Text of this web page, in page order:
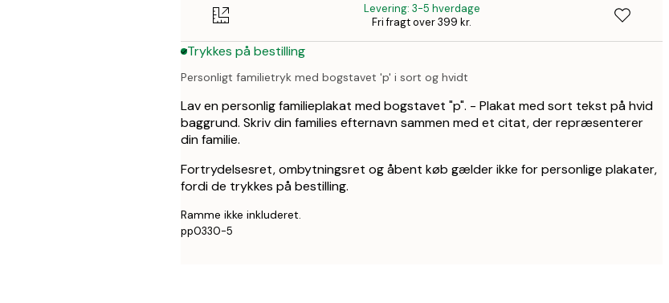
50x70 cm
Levering: 3-5 hverdage
Fri fragt over 399 kr.
Trykkes på bestilling
Personligt familietryk med bogstavet 'p' i sort og hvidt
Lav en personlig familieplakat med bogstavet "p". - Plakat med sort tekst på hvid
baggrund. Skriv din families efternavn sammen med et citat, der repræsenterer
din familie.
Fortrydelsesret, ombytningsret og åbent køb gælder ikke for personlige plakater,
fordi de trykkes på bestilling.
Ramme ikke inkluderet.
pp0330-5